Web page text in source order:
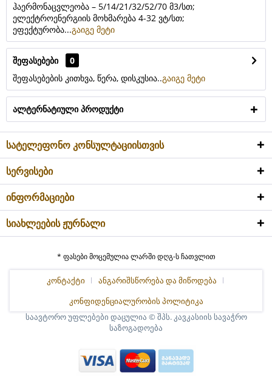
ჰაერმონაცვლეობა – 5/14/21/32/52/70 მ3/სთ;
ელექტროენერგიის მოხმარება 4-32 ვტ/სთ;
ეფექტურობა...გაიგე მეტი
შეფასებები
0
შეფასებების კითხვა, წერა, დისკუსია..გაიგე მეტი
ალტერნატიული პროდუქტი
სატელეფონო კონსულტაციისთვის
სერვისები
ინფორმაციები
სიახლეების ჟურნალი
* ფასები მოცემულია ლარში დღგ-ს ჩათვლით
კონტაქტი
ანგარიშსწორება და მიწოდება
კონფიდენციალურობის პოლიტიკა
საავტორო უფლებები დაცულია © შპს. კავკასიის სავაჭრო
საზოგადოება